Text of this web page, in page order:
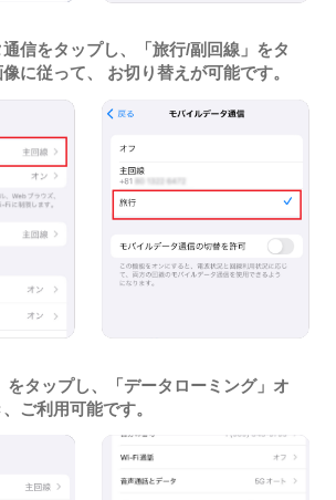
信をタップし、「旅行/副回線」をタ
に従って、 お切り替えが可能です。
をタップし、「データローミング」オ
ご利用可能です。